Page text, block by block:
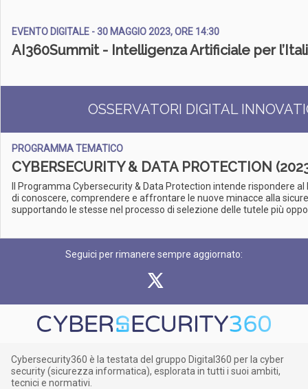
EVENTO DIGITALE - 30 MAGGIO 2023, ORE 14:30
AI360Summit - Intelligenza Artificiale per
OSSERVATORI DIGITAL
PROGRAMMA TEMATICO
CYBERSECURITY & DATA PROTECTION
Il Programma Cybersecurity & Data Protection intende rispondere
di conoscere, comprendere e affrontare le nuove minacce alla
supportando le stesse nel processo di selezione delle tutele più
Seguici per rimanere sempre aggiornato:
Cybersecurity360 è la testata del gruppo Digital360 per la cyber
security (sicurezza informatica), esplorata in tutti i suoi ambiti,
tecnici e normativi.